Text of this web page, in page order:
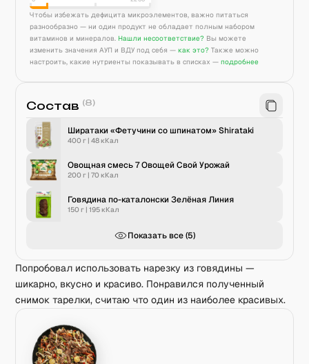
Чтобы избежать дефицита микроэлементов, важно питаться
разнообразно — ни один продукт не обладает полным набором
витаминов и минералов. Нашли несоответствие? Вы можете
изменить значения АУП и ВДУ под себя — как это? Также можно
настроить, какие нутриенты показывать в списках — подробнее
Попробовал использовать нарезку из говядины —
шикарно, вкусно и красиво. Понравился полученный
снимок тарелки, считаю что один из наиболее красивых.
Состав (8)
Ширатаки «Фетучини со шпинатом» Shirataki
400 г |48кКал
Овощная смесь 7 Овощей Свой Урожай
200 г |70кКал
Говядина по-каталонски Зелёная Линия
150 г |195кКал
Показать все (5)